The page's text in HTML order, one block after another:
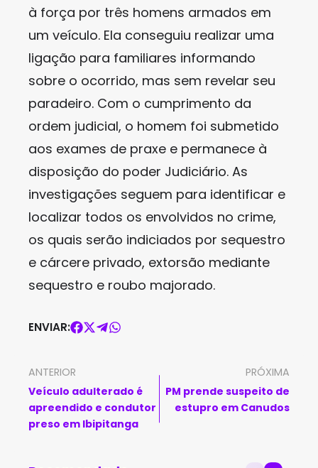
à força por três homens armados em
um veículo. Ela conseguiu realizar uma
ligação para familiares informando
sobre o ocorrido, mas sem revelar seu
paradeiro. Com o cumprimento da
ordem judicial, o homem foi submetido
aos exames de praxe e permanece à
disposição do poder Judiciário. As
investigações seguem para identificar e
localizar todos os envolvidos no crime,
os quais serão indiciados por sequestro
e cárcere privado, extorsão mediante
sequestro e roubo majorado.
ENVIAR:
ANTERIOR
Veículo adulterado é
apreendido e condutor
preso em Ibipitanga
PRÓXIMA
PM prende suspeito de
estupro em Canudos